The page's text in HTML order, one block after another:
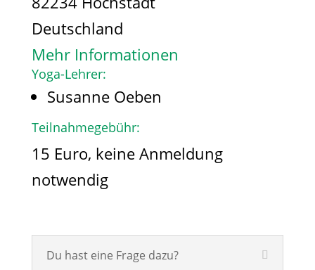
Deutschland
Mehr Informationen
Yoga-Lehrer:
Susanne Oeben
Teilnahmegebühr:
15 Euro, keine Anmeldung
notwendig
Du hast eine Frage dazu?